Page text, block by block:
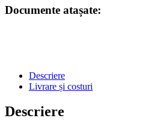
Documente atașate:
Descriere
Livrare și costuri
Descriere